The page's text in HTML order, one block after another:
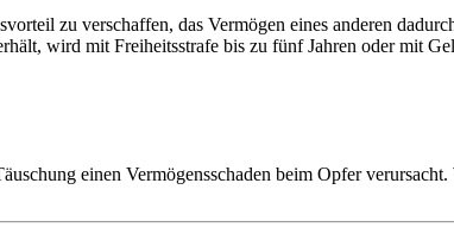
zu verschaffen, das Vermögen eines anderen
wird mit Freiheitsstrafe bis zu fünf Jahren oder mit
einen Vermögensschaden beim Opfer